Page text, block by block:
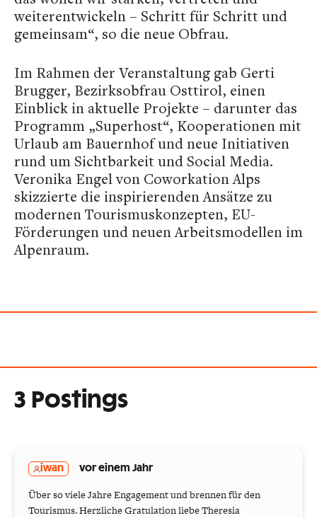
weiterentwickeln – Schritt für Schritt und
gemeinsam“, so die neue Obfrau.
Im Rahmen der Veranstaltung gab Gerti
Brugger, Bezirksobfrau Osttirol, einen
Einblick in aktuelle Projekte – darunter das
Programm „Superhost“, Kooperationen mit
Urlaub am Bauernhof und neue Initiativen
rund um Sichtbarkeit und Social Media.
Veronika Engel von Coworkation Alps
skizzierte die inspirierenden Ansätze zu
modernen Tourismuskonzepten, EU-
Förderungen und neuen Arbeitsmodellen im
Alpenraum.
3 Postings
iwan vor einem Jahr
Über so viele Jahre Engagement und brennen für den
Tourismus. Herzliche Gratulation liebe Theresia